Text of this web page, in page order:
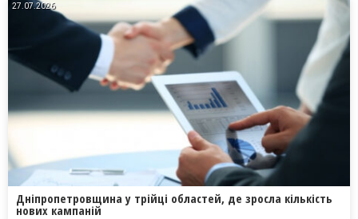
27.07.2026
Дніпропетровщина у трійці областей, де зросла кількість
нових кампаній